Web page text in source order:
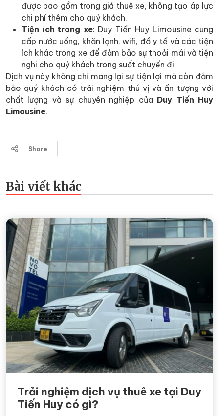
được bao gồm trong giá thuê xe, không tạo áp lực
chi phí thêm cho quý khách.
Tiện ích trong xe: Duy Tiến Huy Limousine cung
cấp nước uống, khăn lạnh, wifi, đồ y tế và các tiện
ích khác trong xe để đảm bảo sự thoải mái và tiện
nghi cho quý khách trong suốt chuyến đi.
Dịch vụ này không chỉ mang lại sự tiện lợi mà còn đảm
bảo quý khách có trải nghiệm thú vị và ấn tượng với
chất lượng và sự chuyên nghiệp của Duy Tiến Huy
Limousine.
Share
Bài viết khác
Trải nghiệm dịch vụ thuê xe tại Duy
Tiến Huy có gì?